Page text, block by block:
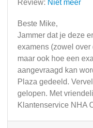
Review: Niet meer
Beste Mike,
Jammer dat je deze
examens (zowel
maar ook hoe een
aangevraagd kan
Plaza gedeeld.
gelopen. Met
Klantenservice NHA